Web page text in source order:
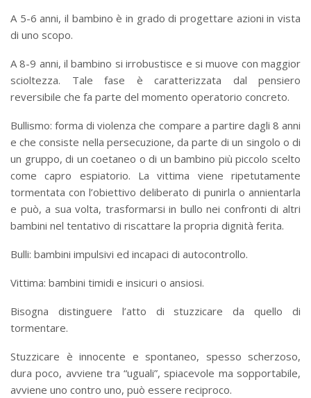
A 5-6 anni, il bambino è in grado di progettare azioni in vista
di uno scopo.
A 8-9 anni, il bambino si irrobustisce e si muove con maggior
scioltezza. Tale fase è caratterizzata dal pensiero
reversibile che fa parte del momento operatorio concreto.
Bullismo: forma di violenza che compare a partire dagli 8 anni
e che consiste nella persecuzione, da parte di un singolo o di
un gruppo, di un coetaneo o di un bambino più piccolo scelto
come capro espiatorio. La vittima viene ripetutamente
tormentata con l’obiettivo deliberato di punirla o annientarla
e può, a sua volta, trasformarsi in bullo nei confronti di altri
bambini nel tentativo di riscattare la propria dignità ferita.
Bulli: bambini impulsivi ed incapaci di autocontrollo.
Vittima: bambini timidi e insicuri o ansiosi.
Bisogna distinguere l’atto di stuzzicare da quello di
tormentare.
Stuzzicare è innocente e spontaneo, spesso scherzoso,
dura poco, avviene tra “uguali”, spiacevole ma sopportabile,
avviene uno contro uno, può essere reciproco.